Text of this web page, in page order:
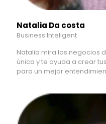
Natalia Da costa
Business Inteligent
Natalia mira los negocios
única y te ayuda a crear
para un mejor